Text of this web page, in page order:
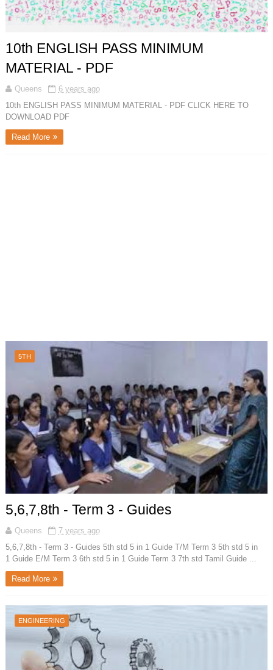
10th ENGLISH PASS MINIMUM
MATERIAL - PDF
Queens
6 years ago
10th ENGLISH PASS MINIMUM MATERIAL - PDF CLICK HERE TO
DOWNLOAD PDF
Read More
5TH
5,6,7,8th - Term 3 - Guides
Queens
7 years ago
5,6,7,8th - Term 3 - Guides 5th std 5 in 1 Guide T/M Term 3 5th std 5 in
1 Guide E/M Term 3 6th std 5 in 1 Guide Term 3 7th std Tamil Guide ...
Read More
ENGINEERING